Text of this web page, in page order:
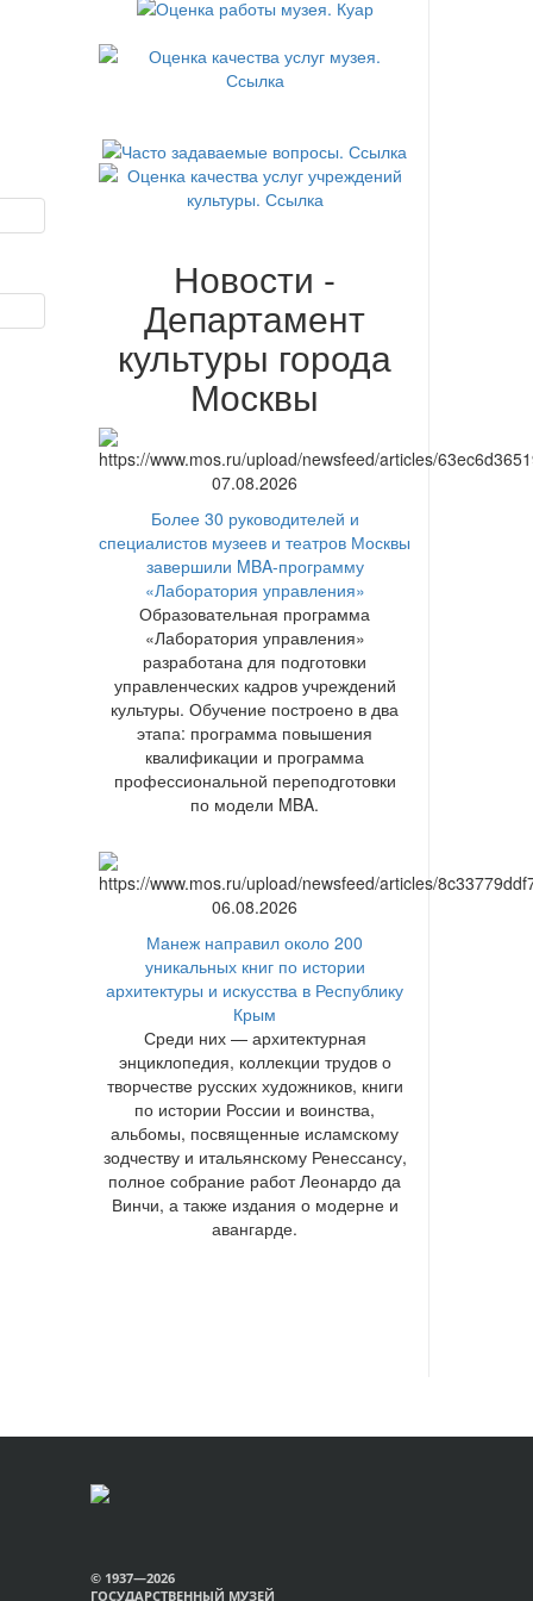
Новости -
Департамент
культуры города
Москвы
07.08.2026
Более 30 руководителей и
специалистов музеев и театров Москвы
завершили MBA-программу
«Лаборатория управления»
Образовательная программа
«Лаборатория управления»
разработана для подготовки
управленческих кадров учреждений
культуры. Обучение построено в два
этапа: программа повышения
квалификации и программа
профессиональной переподготовки
по модели MBA.
06.08.2026
Манеж направил около 200
уникальных книг по истории
архитектуры и искусства в Республику
Крым
Среди них — архитектурная
энциклопедия, коллекции трудов о
творчестве русских художников, книги
по истории России и воинства,
альбомы, посвященные исламскому
зодчеству и итальянскому Ренессансу,
полное собрание работ Леонардо да
Винчи, а также издания о модерне и
авангарде.
© 1937—2026
ГОСУДАРСТВЕННЫЙ МУЗЕЙ